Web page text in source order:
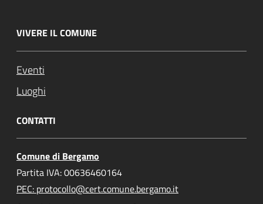
VIVERE IL COMUNE
Eventi
Luoghi
CONTATTI
Comune di Bergamo
Partita IVA: 00636460164
PEC: protocollo@cert.comune.bergamo.it